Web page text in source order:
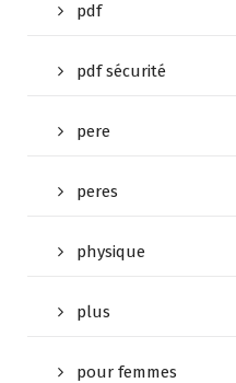
pdf
pdf sécurité
pere
peres
physique
plus
pour femmes